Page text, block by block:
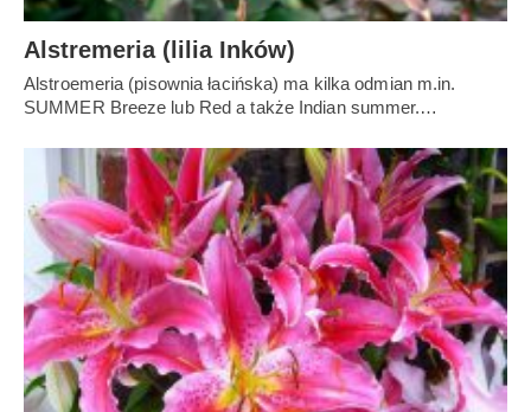
Alstremeria (lilia Inków)
Alstroemeria (pisownia łacińska) ma kilka odmian m.in.
SUMMER Breeze lub Red a także Indian summer.…